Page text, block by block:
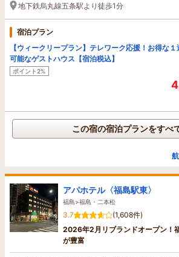
地下鉄烏丸線五条駅より徒歩1分
宿泊プラン
【ウィークリープラン】テレワーク応援！お得な
可能なゲストハウス【宿泊税込】
ポイント2%
この宿の宿泊プランをすべ
アパホテル〈福島駅東〉
福島>福島・二本松
3.7
(1,608件)
2026年2月リブランドオープン
が豊富